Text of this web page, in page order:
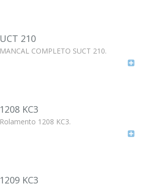
UCT 210
MANCAL COMPLETO SUCT 210.
1208 KC3
Rolamento 1208 KC3.
1209 KC3